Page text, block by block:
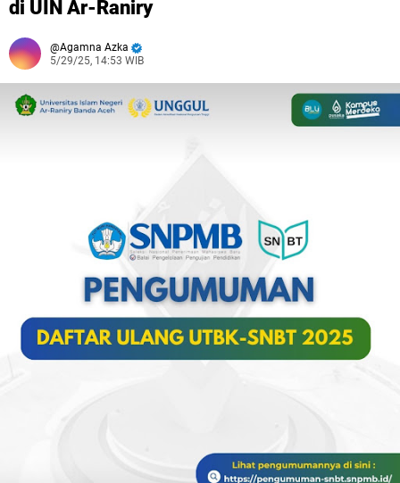
di UIN Ar-Raniry
Agamna Azka
5/29/25, 14:53 WIB